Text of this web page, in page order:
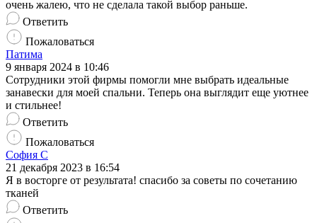
очень жалею, что не сделала такой выбор раньше.
Ответить
Пожаловаться
Патима
9 января 2024 в 10:46
Сотрудники этой фирмы помогли мне выбрать идеальные
занавески для моей спальни. Теперь она выглядит еще уютнее
и стильнее!
Ответить
Пожаловаться
София С
21 декабря 2023 в 16:54
Я в восторге от результата! спасибо за советы по сочетанию
тканей
Ответить